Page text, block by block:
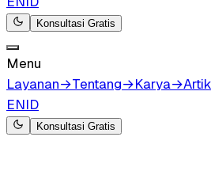
Konsultasi Gratis
Menu
Layanan→Tentang→Karya→
ENID
Konsultasi Gratis